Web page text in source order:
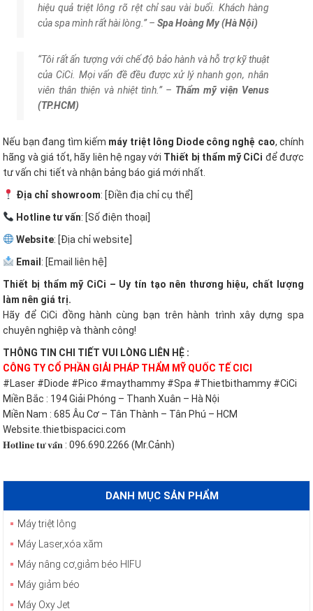
hiệu quả triệt lông rõ rệt chỉ sau vài buổi. Khách hàng
của spa mình rất hài lòng.” –Spa Hoàng My (Hà Nội)
“Tôi rất ấn tượng với chế độ bảo hành và hỗ trợ kỹ thuật
của CiCi. Mọi vấn đề đều được xử lý nhanh gọn, nhân
viên thân thiện và nhiệt tình.” – Thẩm mỹ viện Venus
(TP.HCM)
Nếu bạn đang tìm kiếm máy triệt lông Diode công nghệ cao, chính
hãng và giá tốt, hãy liên hệ ngay với Thiết bị thẩm mỹ CiCi để được
tư vấn chi tiết và nhận bảng báo giá mới nhất.
Địa chỉ showroom: [Điền địa chỉ cụ thể]
Hotline tư vấn: [Số điện thoại]
Website: [Địa chỉ website]
Email : [Email liên hệ]
Thiết bị thẩm mỹ CiCi – Uy tín tạo nên thương hiệu, chất lượng
làm nên giá trị.
Hãy để CiCi đồng hành cùng bạn trên hành trình xây dựng spa
chuyên nghiệp và thành công!
THÔNG TIN CHI TIẾT VUI LÒNG LIÊN HỆ :
CÔNG TY CỔ PHẦN GIẢI PHÁP THẨM MỸ QUỐC TẾ CICI
#Laser #Diode #Pico #maythammy #Spa #Thietbithammy #CiCi
Miền Bắc : 194 Giải Phóng – Thanh Xuân – Hà Nội
Miền Nam : 685 Âu Cơ – Tân Thành – Tân Phú – HCM
Website.thietbispacici.com
𝐇𝐨𝐭𝐥𝐢𝐧𝐞 𝐭𝐮̛ 𝐯𝐚̂́𝐧 : 096.690.2266 (Mr.Cảnh)
DANH MỤC SẢN PHẨM
Máy triệt lông
Máy Laser,xóa xăm
Máy nâng cơ,giảm béo HIFU
Máy giảm béo
Máy Oxy Jet